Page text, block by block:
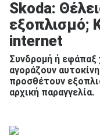
Καινούρια
Skoda:
εξοπλισμό;
internet
Συνδρομή ή εφάπαξ
αγοράζουν
προσθέτουν
αρχική παραγγελία.